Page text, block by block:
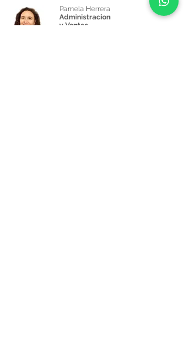
Pamela Herrera
Administracion
y Ventas